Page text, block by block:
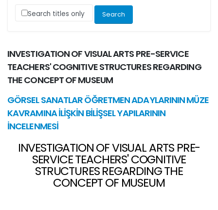
Search titles only
INVESTIGATION OF VISUAL ARTS PRE-SERVICE
TEACHERS' COGNITIVE STRUCTURES REGARDING
THE CONCEPT OF MUSEUM
GÖRSEL SANATLAR ÖĞRETMEN ADAYLARININ MÜZE
KAVRAMINA İLİŞKİN BİLİŞSEL YAPILARININ
İNCELENMESİ
INVESTIGATION OF VISUAL ARTS PRE-
SERVICE TEACHERS' COGNITIVE
STRUCTURES REGARDING THE
CONCEPT OF MUSEUM